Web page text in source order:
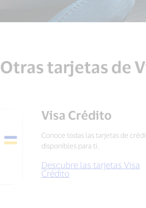
Otras tarjetas de
Visa Crédito
Conoce todas las tarjetas de
disponibles para ti.
Descubre las tarjetas Visa
Crédito